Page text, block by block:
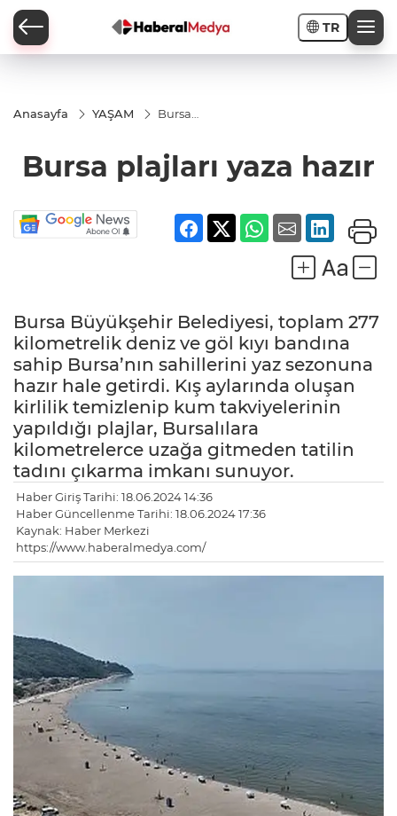
TR
Anasayfa YAŞAM
Bursa
hazır
Bursa plajları yaza hazır
Bursa Büyükşehir Belediyesi, toplam 277
kilometrelik deniz ve göl kıyı bandına
sahip Bursa’nın sahillerini yaz sezonuna
hazır hale getirdi. Kış aylarında oluşan
kirlilik temizlenip kum takviyelerinin
yapıldığı plajlar, Bursalılara
kilometrelerce uzağa gitmeden tatilin
tadını çıkarma imkanı sunuyor.
Haber Giriş Tarihi: 18.06.2024 14:36
Haber Güncellenme Tarihi: 18.06.2024 17:36
Kaynak: Haber Merkezi
https://www.haberalmedya.com/